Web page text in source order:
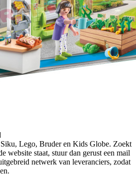
Lego, Bruder en Kids Globe. Zoekt
website staat, stuur dan gerust een mail
netwerk van leveranciers, zodat